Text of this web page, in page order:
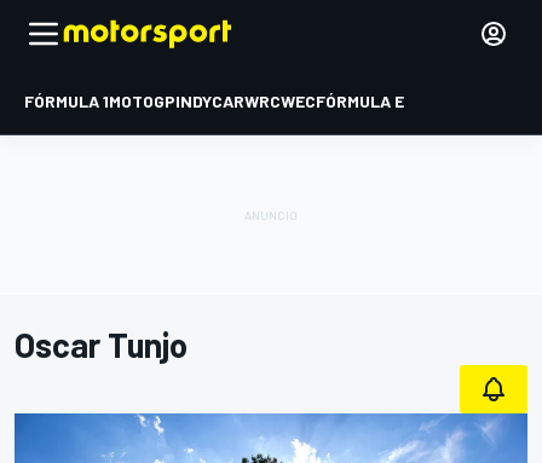
FÓRMULA 1MOTOGPINDYCARWRCWECFÓRMULA E
Oscar Tunjo